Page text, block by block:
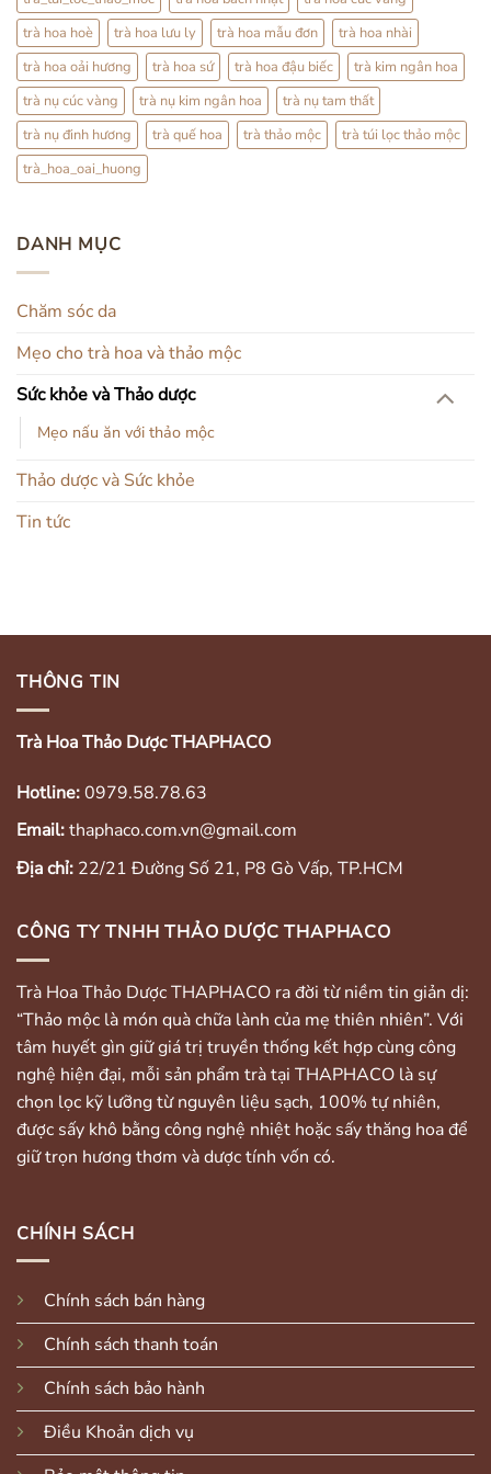
trà hoa hoè
trà hoa lưu ly trà hoa mẫu đơn
trà hoa nhài
trà hoa oải hương
trà hoa sứ trà hoa đậu biếc
trà kim ngân hoa
trà nụ cúc vàng
trà nụ kim ngân hoa
trà nụ tam thất
trà nụ đinh hương
trà quế hoa trà thảo mộc
trà túi lọc thảo mộc
trà_hoa_oai_huong
DANH MỤC
Chăm sóc da
Mẹo cho trà hoa và thảo mộc
Sức khỏe và Thảo dược
Mẹo nấu ăn với thảo mộc
Thảo dược và Sức khỏe
Tin tức
THÔNG TIN
Trà Hoa Thảo Dược THAPHACO
Hotline:0979.58.78.63
Email:thaphaco.com.vn@gmail.com
Địa chỉ: 22/21 Đường Số 21, P8 Gò Vấp, TP.HCM
CÔNG TY TNHH THẢO DƯỢC THAPHACO
Trà Hoa Thảo Dược THAPHACO ra đời từ niềm tin giản dị:
“Thảo mộc là món quà chữa lành của mẹ thiên nhiên”. Với
tâm huyết gìn giữ giá trị truyền thống kết hợp cùng công
nghệ hiện đại, mỗi sản phẩm trà tại THAPHACO là sự
chọn lọc kỹ lưỡng từ nguyên liệu sạch, 100% tự nhiên,
được sấy khô bằng công nghệ nhiệt hoặc sấy thăng hoa để
giữ trọn hương thơm và dược tính vốn có.
CHÍNH SÁCH
Chính sách bán hàng
Chính sách thanh toán
Chính sách bảo hành
Điều Khoản dịch vụ